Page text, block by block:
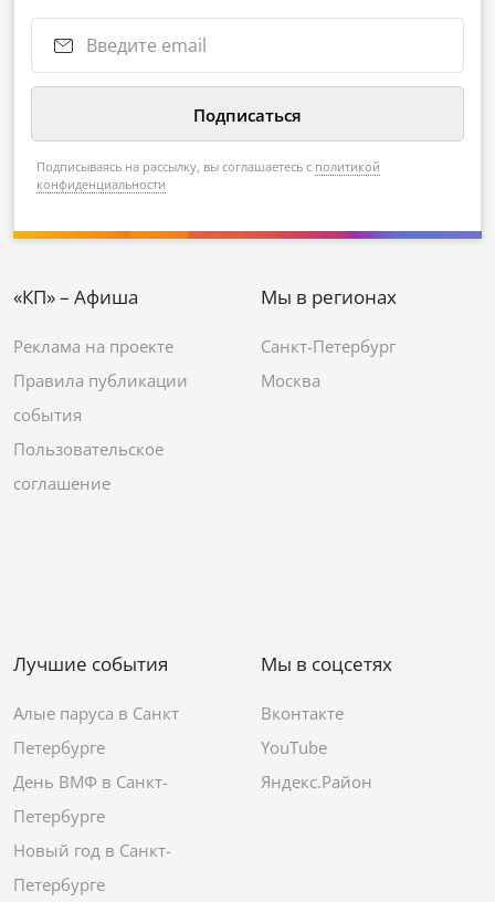
Подписываясь на рассылку, вы соглашаетесь с политикой
конфиденциальности
«КП» – Афиша
Реклама на проекте
Правила публикации
события
Пользовательское
соглашение
Мы в регионах
Санкт-Петербург
Москва
Лучшие события
Алые паруса в Санкт
Петербурге
День ВМФ в Санкт-
Петербурге
Новый год в Санкт-
Петербурге
Мы в соцсетях
Вконтакте
YouTube
Яндекс.Район